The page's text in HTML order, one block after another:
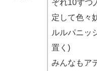
ぞれ10ずつ
定して色々
ルルパニッ
置く)
みんなもア